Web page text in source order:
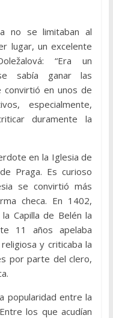
no se limitaban al
lugar, un excelente
“Era un
sabía ganar las
convirtió en unos de
especialmente,
duramente la
en la Iglesia de
Praga. Es curioso
se convirtió más
checa. En 1402,
Capilla de Belén la
11 años apelaba
y criticaba la
por parte del clero,
popularidad entre la
los que acudían